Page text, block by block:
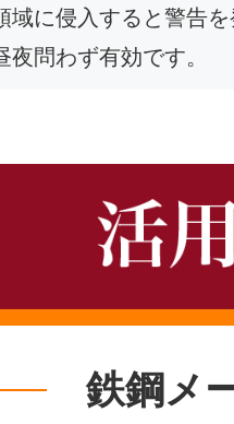
に侵入すると警告
問わず有効です。
鉄鋼メ